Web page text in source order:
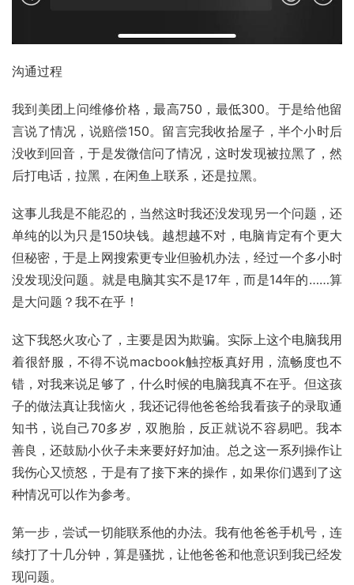
沟通过程
我到美团上问维修价格，最高750，最低300。于是给他留
言说了情况，说赔偿150。留言完我收拾屋子，半个小时后
没收到回音，于是发微信问了情况，这时发现被拉黑了，然
后打电话，拉黑，在闲鱼上联系，还是拉黑。
这事儿我是不能忍的，当然这时我还没发现另一个问题，还
单纯的以为只是150块钱。越想越不对，电脑肯定有个更大
但秘密，于是上网搜索更专业但验机办法，经过一个多小时
没发现没问题。就是电脑其实不是17年，而是14年的……算
是大问题？我不在乎！
这下我怒火攻心了，主要是因为欺骗。实际上这个电脑我用
着很舒服，不得不说macbook触控板真好用，流畅度也不
错，对我来说足够了，什么时候的电脑我真不在乎。但这孩
子的做法真让我恼火，我还记得他爸爸给我看孩子的录取通
知书，说自己70多岁，双胞胎，反正就说不容易吧。我本
善良，还鼓励小伙子未来要好好加油。总之这一系列操作让
我伤心又愤怒，于是有了接下来的操作，如果你们遇到了这
种情况可以作为参考。
第一步，尝试一切能联系他的办法。我有他爸爸手机号，连
续打了十几分钟，算是骚扰，让他爸爸和他意识到我已经发
现问题。